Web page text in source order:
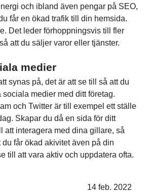
och ibland även pengar på SEO,
får en ökad trafik till din hemsida.
Det leder förhoppningsvis till fler
att du säljer varor eller tjänster.
medier
synas på, det är att se till så att du
medier med ditt företag.
och Twitter är till exempel ett ställe
Skapar du då en sida för ditt
att interagera med dina gillare, så
du får ökad akivitet även på din
till att vara aktiv och uppdatera ofta.
14 feb. 2022